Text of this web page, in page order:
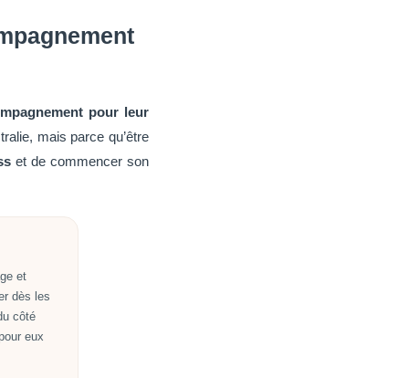
pour leur
mais parce qu’être
et de commencer son
et
dès les
côté
eux